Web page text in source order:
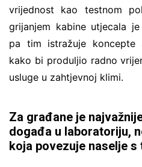
vrijednost kao testnom
grijanjem kabine utjecala
pa tim istražuje koncepte
kako bi produljio radno
usluge u zahtjevnoj klimi.
Za građane je
događa u laboratoriju,
koja povezuje naselje s